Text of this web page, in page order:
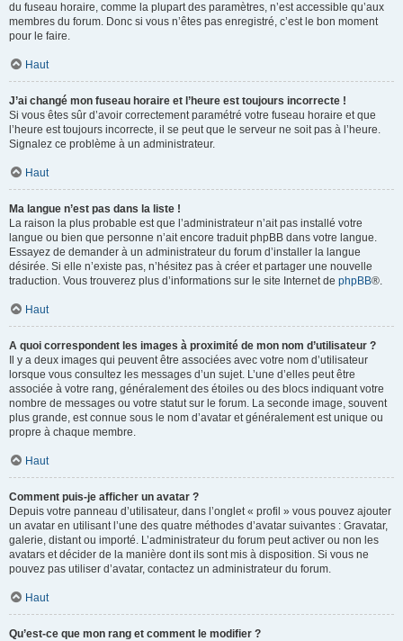
du fuseau horaire, comme la plupart des paramètres, n’est accessible qu’aux
membres du forum. Donc si vous n’êtes pas enregistré, c’est le bon moment
pour le faire.
Haut
J’ai changé mon fuseau horaire et l’heure est toujours incorrecte !
Si vous êtes sûr d’avoir correctement paramétré votre fuseau horaire et que
l’heure est toujours incorrecte, il se peut que le serveur ne soit pas à l’heure.
Signalez ce problème à un administrateur.
Haut
Ma langue n’est pas dans la liste !
La raison la plus probable est que l’administrateur n’ait pas installé votre
langue ou bien que personne n’ait encore traduit phpBB dans votre langue.
Essayez de demander à un administrateur du forum d’installer la langue
désirée. Si elle n’existe pas, n’hésitez pas à créer et partager une nouvelle
traduction. Vous trouverez plus d’informations sur le site Internet de phpBB®.
Haut
A quoi correspondent les images à proximité de mon nom d’utilisateur ?
Il y a deux images qui peuvent être associées avec votre nom d’utilisateur
lorsque vous consultez les messages d’un sujet. L’une d’elles peut être
associée à votre rang, généralement des étoiles ou des blocs indiquant votre
nombre de messages ou votre statut sur le forum. La seconde image, souvent
plus grande, est connue sous le nom d’avatar et généralement est unique ou
propre à chaque membre.
Haut
Comment puis-je afficher un avatar ?
Depuis votre panneau d’utilisateur, dans l’onglet « profil » vous pouvez ajouter
un avatar en utilisant l’une des quatre méthodes d’avatar suivantes : Gravatar,
galerie, distant ou importé. L’administrateur du forum peut activer ou non les
avatars et décider de la manière dont ils sont mis à disposition. Si vous ne
pouvez pas utiliser d’avatar, contactez un administrateur du forum.
Haut
Qu’est-ce que mon rang et comment le modifier ?